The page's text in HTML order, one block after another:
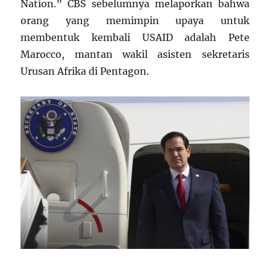
Nation.” CBS sebelumnya melaporkan bahwa
orang yang memimpin upaya untuk
membentuk kembali USAID adalah Pete
Marocco, mantan wakil asisten sekretaris
Urusan Afrika di Pentagon.